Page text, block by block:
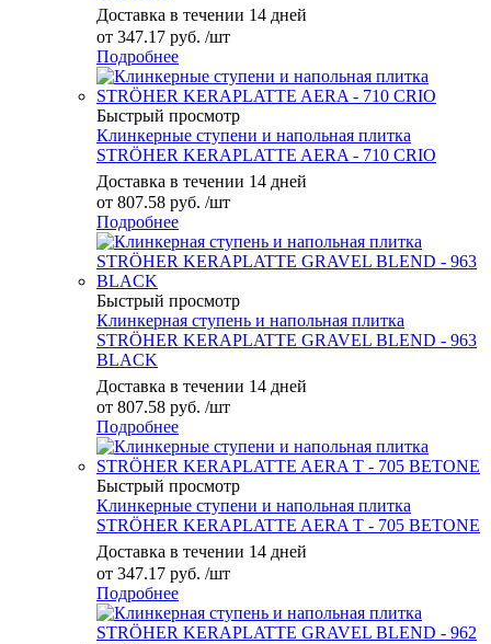
Доставка в течении 14 дней
от 347.17 руб. /шт
Подробнее
Быстрый просмотр
Клинкерные ступени и напольная плитка
STRÖHER KERAPLATTE AERA - 710 CRIO
Доставка в течении 14 дней
от 807.58 руб. /шт
Подробнее
Быстрый просмотр
Клинкерная ступень и напольная плитка
STRÖHER KERAPLATTE GRAVEL BLEND - 963
BLACK
Доставка в течении 14 дней
от 807.58 руб. /шт
Подробнее
Быстрый просмотр
Клинкерные ступени и напольная плитка
STRÖHER KERAPLATTE AERA T - 705 BETONE
Доставка в течении 14 дней
от 347.17 руб. /шт
Подробнее